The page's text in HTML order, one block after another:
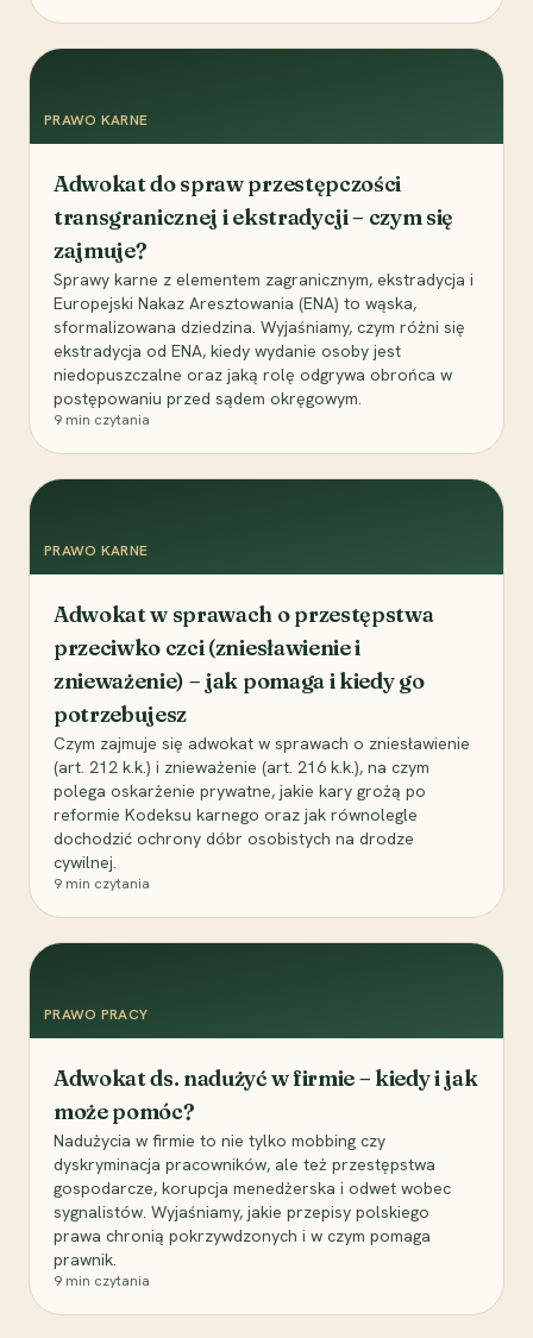
PRAWO KARNE
Adwokat do spraw przestępczości
transgranicznej i ekstradycji – czym się
zajmuje?
Sprawy karne z elementem zagranicznym, ekstradycja i
Europejski Nakaz Aresztowania (ENA) to wąska,
sformalizowana dziedzina. Wyjaśniamy, czym różni się
ekstradycja od ENA, kiedy wydanie osoby jest
niedopuszczalne oraz jaką rolę odgrywa obrońca w
postępowaniu przed sądem okręgowym.
9 min czytania
PRAWO KARNE
Adwokat w sprawach o przestępstwa
przeciwko czci (zniesławienie i
znieważenie) – jak pomaga i kiedy go
potrzebujesz
Czym zajmuje się adwokat w sprawach o zniesławienie
(art. 212 k.k.) i znieważenie (art. 216 k.k.), na czym
polega oskarżenie prywatne, jakie kary grożą po
reformie Kodeksu karnego oraz jak równolegle
dochodzić ochrony dóbr osobistych na drodze
cywilnej.
9 min czytania
PRAWO PRACY
Adwokat ds. nadużyć w firmie – kiedy i jak
może pomóc?
Nadużycia w firmie to nie tylko mobbing czy
dyskryminacja pracowników, ale też przestępstwa
gospodarcze, korupcja menedżerska i odwet wobec
sygnalistów. Wyjaśniamy, jakie przepisy polskiego
prawa chronią pokrzywdzonych i w czym pomaga
prawnik.
9 min czytania